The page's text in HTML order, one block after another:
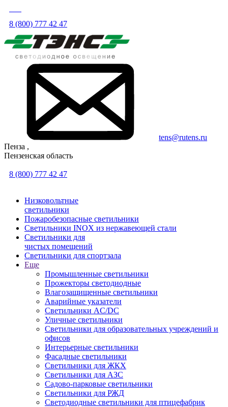
8 (800) 777 42 47
tens@rutens.ru
Пенза ,
Пензенская область
8 (800) 777 42 47
Низковольтные
светильники
Пожаробезопасные светильники
Светильники INOX из нержавеющей стали
Светильники для
чистых помещений
Светильники для спортзала
Еще
Промышленные светильники
Прожекторы светодиодные
Влагозащищенные светильники
Аварийные указатели
Светильники AC/DC
Уличные светильники
Светильники для образовательных учреждений и
офисов
Интерьерные светильники
Фасадные светильники
Светильники для ЖКХ
Светильники для АЗС
Садово-парковые светильники
Светильники для РЖД
Светодиодные светильники для птицефабрик